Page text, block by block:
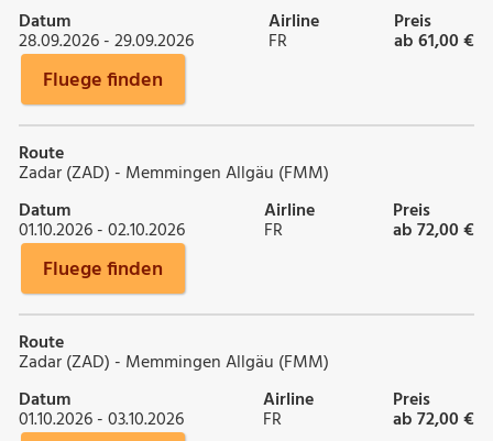
Datum
28.09.2026 - 29.09.2026
Airline
FR
Preis
ab 61,00 €
Fluege finden
Route
Zadar (ZAD) - Memmingen Allgäu (FMM)
Datum
01.10.2026 - 02.10.2026
Airline
FR
Preis
ab 72,00 €
Fluege finden
Route
Zadar (ZAD) - Memmingen Allgäu (FMM)
Datum
01.10.2026 - 03.10.2026
Airline
FR
Preis
ab 72,00 €